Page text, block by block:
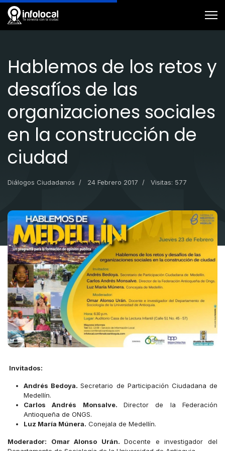
Hablemos de los retos y
desafíos de las
organizaciones sociales
en la construcción de
ciudad
Diálogos Ciudadanos 24 Febrero 2017 Visitas: 577
Invitados:
Andrés Bedoya.Secretario de Participación Ciudadana de
Medellín.
Carlos Andrés Monsalve. Director de la Federación
Antioqueña de ONGS.
Luz María Múnera. Conejala de Medellín.
Moderador: Omar Alonso Urán.Docente e investigador del